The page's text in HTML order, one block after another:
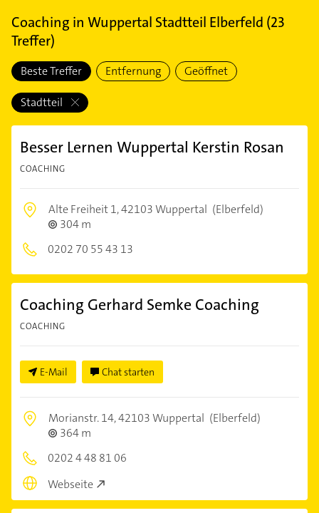
Coaching in Wuppertal Stadtteil Elberfeld (23
Treffer)
Beste Treffer Entfernung Geöffnet
Stadtteil
Besser Lernen Wuppertal Kerstin Rosan
COACHING
Alte Freiheit 1,42103 Wuppertal (Elberfeld)
304 m
0202 70 55 43 13
Coaching Gerhard Semke Coaching
COACHING
E-Mail Chat starten
Morianstr. 14,42103 Wuppertal (Elberfeld)
364 m
0202 4 48 81 06
Webseite